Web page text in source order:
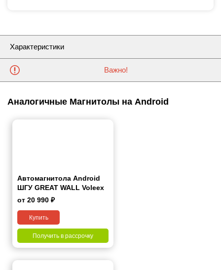
Характеристики
Важно!
Аналогичные Магнитолы на Android
Автомагнитола Android
ШГУ GREAT WALL Voleex
C30 2014+ 9"
от 20 990 ₽
Купить
Получить в рассрочку